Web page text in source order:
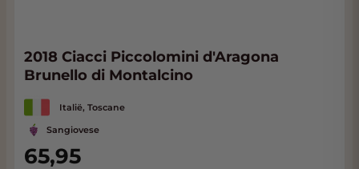
2018 Ciacci Piccolomini d'Aragona
Brunello di Montalcino
Italië, Toscane
Sangiovese
65,95